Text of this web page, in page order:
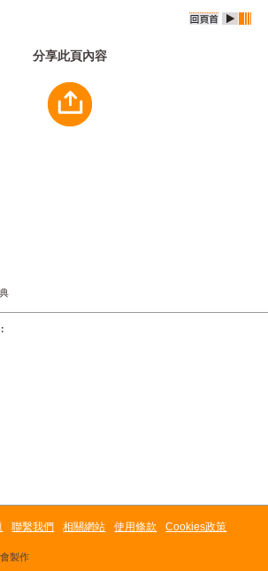
分享此頁內容
聯繫我們 相關網站 使用條款 Cookies政策
製作